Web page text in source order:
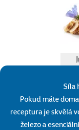
Síla
Pokud máte
receptura je skvělá
železo a